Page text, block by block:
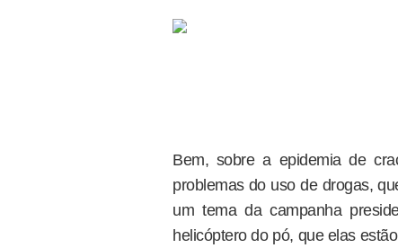
Bem, sobre a epidemia de
problemas do uso de drogas,
um tema da campanha
helicóptero do pó, que elas